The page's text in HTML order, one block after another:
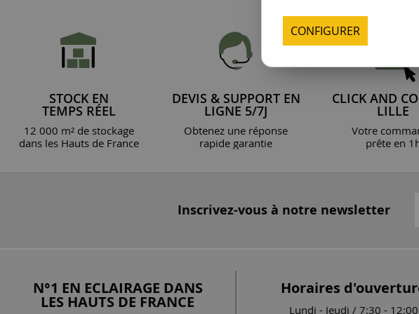
STOCK EN
TEMPS RÉEL
12 000 m² de stockage
dans les Hauts de France
DEVIS & SUPPORT EN
LIGNE 5/7J
Obtenez une réponse
rapide garantie
CLICK AND
LILLE
Votre
prête en
Inscrivez-vous à notre newsletter
N°1 EN ECLAIRAGE DANS
LES HAUTS DE FRANCE
Horaires
Lundi - Jeudi / 7:30 - 12:00
CONFIGURER